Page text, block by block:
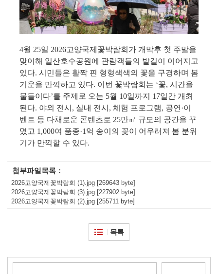
4월 25일 2026고양국제꽃박람회가 개막후 첫 주말을
맞이해 일산호수공원에 관람객들의 발길이 이어지고
있다. 시민들은 활짝 핀 형형색색의 꽃을 구경하며 봄
기운을 만끽하고 있다. 이번 꽃박람회는 ‘꽃, 시간을
물들이다’를 주제로 오는 5월 10일까지 17일간 개최
된다. 야외 전시 , 실내 전시 , 체험 프로그램, 공연 ·이
벤트 등 다채로운 콘텐츠로 25만㎡ 규모의 공간을 꾸
몄고 1,000여 품종·1 억 송이의 꽃이 어우러져 봄 분위
기가 만끽할 수 있다.
첨부파일목록
2026고양국제꽃박람회 (1).jpg [269643 byte]
2026고양국제꽃박람회 (3).jpg [227902 byte]
2026고양국제꽃박람회 (2).jpg [255711 byte]
목록